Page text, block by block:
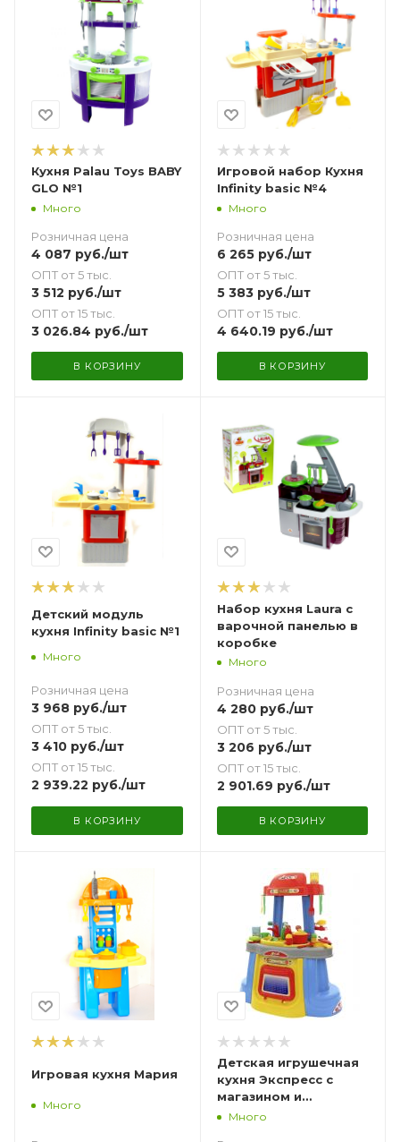
Кухня Palau Toys BABY
GLO №1
Много
Розничная цена
4 087 руб./шт
ОПТ от 5 тыс.
3 512 руб./шт
ОПТ от 15 тыс.
3 026.84 руб./шт
В КОРЗИНУ
Игровой набор Кухня
Infinity basic №4
Много
Розничная цена
6 265руб./шт
ОПТ от 5 тыс.
5 383руб./шт
ОПТ от 15 тыс.
4 640.19 руб./шт
В КОРЗИНУ
Детский модуль
кухня Infinity basic №1
Много
Розничная цена
3 968 руб./шт
ОПТ от 5 тыс.
3 410 руб./шт
ОПТ от 15 тыс.
2 939.22 руб./шт
В КОРЗИНУ
Набор кухня Laura с
варочной панелью в
коробке
Много
Розничная цена
4 280руб./шт
ОПТ от 5 тыс.
3 206 руб./шт
ОПТ от 15 тыс.
2 901.69 руб./шт
В КОРЗИНУ
Игровая кухня Мария
Много
Детская игрушечная
кухня Экспресс с
магазином и
прилавком
Много